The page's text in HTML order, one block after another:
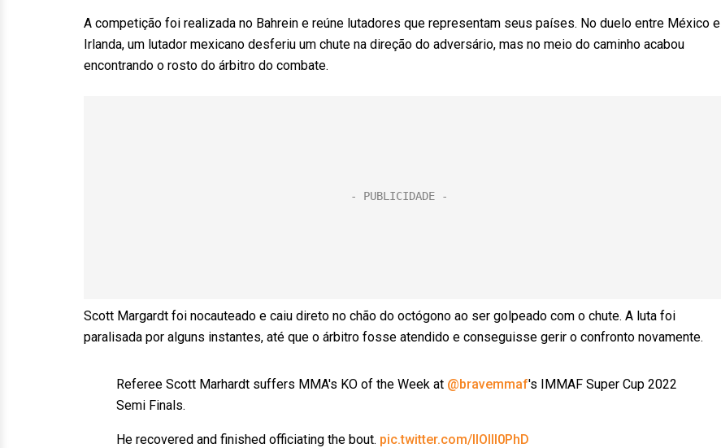
A competição foi realizada no Bahrein e reúne lutadores que representam seus países. No duelo entre México e
Irlanda, um lutador mexicano desferiu um chute na direção do adversário, mas no meio do caminho acabou
encontrando o rosto do árbitro do combate.
Scott Margardt foi nocauteado e caiu direto no chão do octógono ao ser golpeado com o chute. A luta foi
paralisada por alguns instantes, até que o árbitro fosse atendido e conseguisse gerir o confronto novamente.
Referee Scott Marhardt suffers MMA's KO of the Week at @bravemmaf's IMMAF Super Cup 2022
Semi Finals.
He recovered and finished officiating the bout. pic.twitter.com/llOIlI0PhD